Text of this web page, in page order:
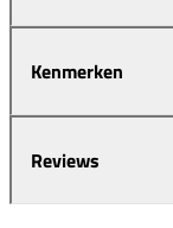
Kenmerken
Reviews